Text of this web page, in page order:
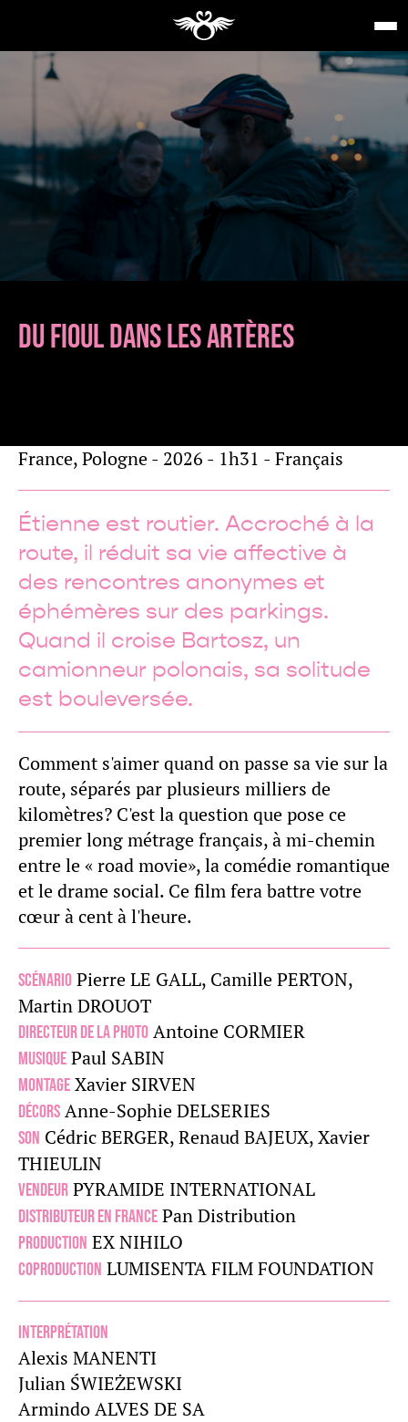
DU FIOUL DANS LES ARTÈRES
France, Pologne - 2026 - 1h31 - Français
Étienne est routier. Accroché à la
route, il réduit sa vie affective à
des rencontres anonymes et
éphémères sur des parkings.
Quand il croise Bartosz, un
camionneur polonais, sa solitude
est bouleversée.
Comment s'aimer quand on passe sa vie sur la
route, séparés par plusieurs milliers de
kilomètres? C'est la question que pose ce
premier long métrage français, à mi-chemin
entre le « road movie», la comédie romantique
et le drame social. Ce film fera battre votre
cœur à cent à l'heure.
Scénario Pierre LE GALL, Camille PERTON,
Martin DROUOT
Directeur de la photo Antoine CORMIER
Musique Paul SABIN
Montage Xavier SIRVEN
Décors Anne-Sophie DELSERIES
Son Cédric BERGER, Renaud BAJEUX, Xavier
THIEULIN
Vendeur PYRAMIDE INTERNATIONAL
Distributeur en France Pan Distribution
Production EX NIHILO
Coproduction LUMISENTA FILM FOUNDATION
Interprétation
Alexis MANENTI
Julian ŚWIEŻEWSKI
Armindo ALVES DE SA